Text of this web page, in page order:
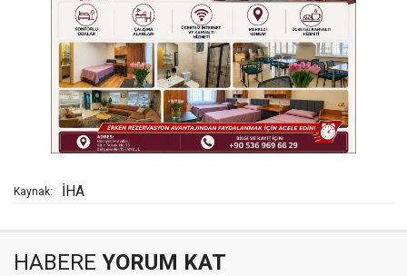
Kaynak: İHA
HABERE YORUM KAT